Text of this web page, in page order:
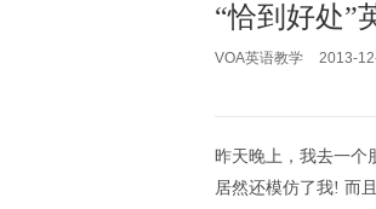
“恰到好处”
VOA英语教学 2013-
昨天晚上，我去一个
居然还模仿了我! 而